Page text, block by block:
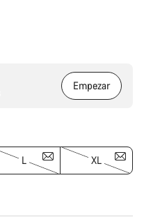
Empezar
L XL